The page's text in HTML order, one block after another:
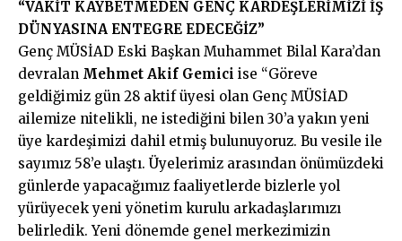
“VAKİT KAYBETMEDEN GENÇ KARDEŞLERİMİZİ İŞ
DÜNYASINA ENTEGRE EDECEĞİZ”
Genç MÜSİAD Eski Başkan Muhammet Bilal Kara’dan
devralan Mehmet Akif Gemici ise “Göreve
geldiğimiz gün 28 aktif üyesi olan Genç MÜSİAD
ailemize nitelikli, ne istediğini bilen 30’a yakın yeni
üye kardeşimizi dahil etmiş bulunuyoruz. Bu vesile ile
sayımız 58’e ulaştı. Üyelerimiz arasından önümüzdeki
günlerde yapacağımız faaliyetlerde bizlerle yol
yürüyecek yeni yönetim kurulu arkadaşlarımızı
belirledik. Yeni dönemde genel merkezimizin